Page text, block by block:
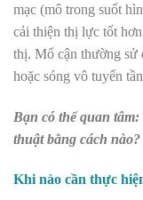
mạc (mô trong suốt
cải thiện thị lực tốt
thị. Mổ cận thường sử
hoặc sóng vô tuyến
Bạn có thể quan
thuật bằng cách nào?
Khi nào cần thực